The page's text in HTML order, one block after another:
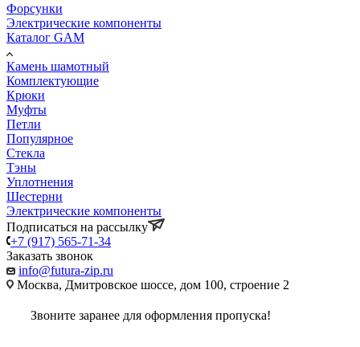
Форсунки
Электрические компоненты
Каталог GAM
Камень шамотный
Комплектующие
Крюки
Муфты
Петли
Популярное
Стекла
Тэны
Уплотнения
Шестерни
Электрические компоненты
Подписаться на рассылку
+7 (917) 565-71-34
Заказать звонок
info@futura-zip.ru
Москва, Дмитровское шоссе, дом 100, строение 2
Звоните заранее для оформления пропуска!